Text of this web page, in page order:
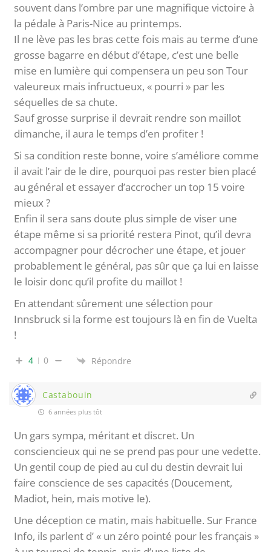
souvent dans l’ombre par une magnifique victoire à
la pédale à Paris-Nice au printemps.
Il ne lève pas les bras cette fois mais au terme d’une
grosse bagarre en début d’étape, c’est une belle
mise en lumière qui compensera un peu son Tour
valeureux mais infructueux, « pourri » par les
séquelles de sa chute.
Sauf grosse surprise il devrait rendre son maillot
dimanche, il aura le temps d’en profiter !
Si sa condition reste bonne, voire s’améliore comme
il avait l’air de le dire, pourquoi pas rester bien placé
au général et essayer d’accrocher un top 15 voire
mieux ?
Enfin il sera sans doute plus simple de viser une
étape même si sa priorité restera Pinot, qu’il devra
accompagner pour décrocher une étape, et jouer
probablement le général, pas sûr que ça lui en laisse
le loisir donc qu’il profite du maillot !
En attendant sûrement une sélection pour
Innsbruck si la forme est toujours là en fin de Vuelta
!
4 0 Répondre
Castabouin
6 années plus tôt
Un gars sympa, méritant et discret. Un
consciencieux qui ne se prend pas pour une vedette.
Un gentil coup de pied au cul du destin devrait lui
faire conscience de ses capacités (Doucement,
Madiot, hein, mais motive le).
Une déception ce matin, mais habituelle. Sur France
Info, ils parlent d’ « un zéro pointé pour les français »